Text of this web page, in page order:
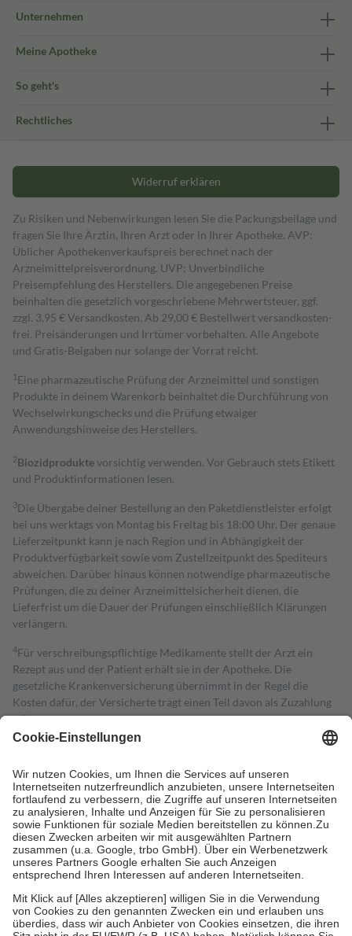
Unternehmen
Meine Apotheke
So geht's
Rechtliches
Widerruf erklären
Zu Risiken und Nebenwirkungen lesen Sie die Packungsbeilage und
fragen Sie Ihre Ärztin, Ihren Arzt oder in Ihrer Apotheke. AVP:
Üblicher Apothekenverkaufspreis berechnet nach der
Arzneimittelpreisverordnung. UVP: Unverbindliche
Preisempfehlung des Herstellers. Die angegebenen Preise
beinhalten die gesetzlich vorgeschriebene Mehrwertsteuer, ggf.
zzgl. 3,95 € Versandkosten. Ab 29,00 € Bestell­wert versand­kosten­
frei. Preisänderungen und Irrtümer vorbehalten. Alle Angebote
und Gratis-Beigaben nur solange der Vorrat reicht.
1 Eine pharmazeutische Prüfung der Arzneimittel und sonstigen
Produkte in deinem Warenkorb beinhaltet die Durchführung von
Wechselwirkungschecks und die Prüfung etwaiger
Anwendungshinweise des Herstellers.
2Biozidproduktevorsichtig verwenden. Vor Gebrauch stets Etikett
und Produktinformationen lesen.
3Die Übergabe deiner Bestellung an den Paketdienstleister erfolgt
bei uns werktags von Montag bis Freitag bis 18:00 Uhr. Der genaue
Lieferzeitpunkt kann je nach Region und in Abhängigkeit der
Produktverfügbarkeit sowie vom Zustellzeitpunkt des Spediteurs
abweichen. Darüber hinaus können notwendige pharmazeutische
Prüfungen, die zu deiner Arzneimittelsicherheit dienen, die
Lieferfrist um die Dauer der Prüfungen einschließlich Klärungen
verlängern.
4Für verschreibungspflichtige Medikamente stellt der Arzt ein
Rezept aus und der Patient erhält sie in der Apotheke. Die
gesetzliche Krankenversicherung übernimmt in der Regel die
Kosten dafür, der Versicherte trägt einen Teil davon als Zuzahlung
mit.
Grundsätzlich leisten Mitglieder Zuzahlungen in Höhe von zehn
höchstens zehn Euro.
Es sind jedoch nie mehr als die tatsächlichen
Kosten der Leistung zu entrichten.
Diese Regeln gelten grundsätzlich auch für Online-Apotheken.
Bei Heilmitteln und häuslicher Krankenpflege beträgt die
Zuzahlung zehn Prozent der Kosten sowie zehn Euro je
Verordnung.
Um das Engagement der Versicherten für ihre eigene Gesundheit zu
stärken und die besondere Stellung der Familie zu unterstützen,
fallenkeine Zuzahlungenan bei:
• Kindern und Jugendlichen bis zum vollendeten 18. Lebensjahr
mit Ausnahme der Fahrkosten